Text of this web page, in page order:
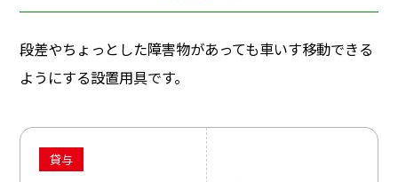
段差やちょっとした障害物があっても車いす移動できる
ようにする設置用具です。
貸与